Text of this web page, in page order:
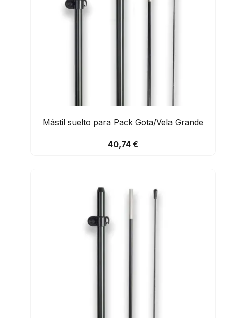
Mástil suelto para Pack Gota/Vela Grande
40,74 €